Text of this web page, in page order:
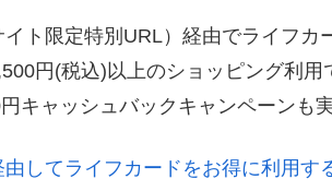
イト限定特別URL）経由でライフカ
円(税込)以上のショッピング利用
キャッシュバックキャンペーンも
してライフカードをお得に利用す